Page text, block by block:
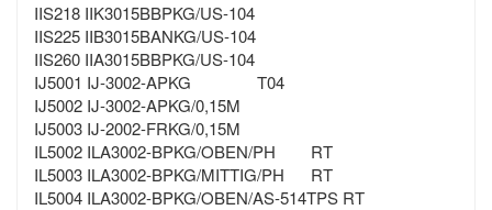
IIS218 IIK3015BBPKG/US-104
IIS225 IIB3015BANKG/US-104
IIS260 IIA3015BBPKG/US-104
IJ5001 IJ-3002-APKG T04
IJ5002 IJ-3002-APKG/0,15M
IJ5003 IJ-2002-FRKG/0,15M
IL5002 ILA3002-BPKG/OBEN/PH RT
IL5003 ILA3002-BPKG/MITTIG/PH RT
IL5004 ILA3002-BPKG/OBEN/AS-514TPS RT